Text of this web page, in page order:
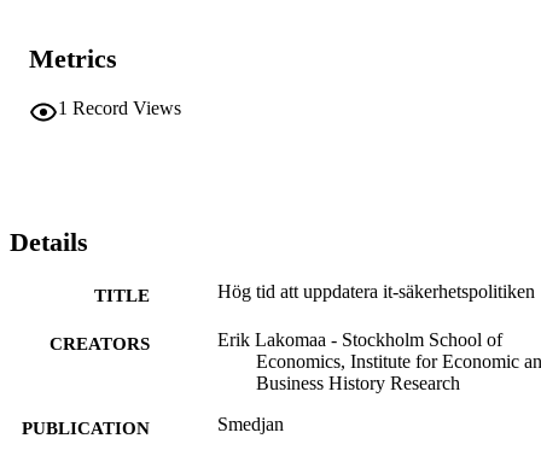
Metrics
1 Record Views
Details
TITLE Hög tid att uppdatera it-säkerhetspolitiken
CREATORS
Erik Lakomaa - Stockholm School of
Economics, Institute for Economic
Business History Research
PUBLICATION
Smedjan